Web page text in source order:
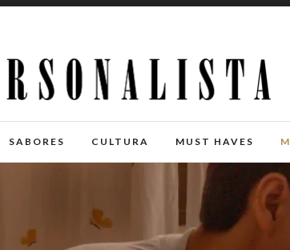
SABORES CULTURA MUST HAVES